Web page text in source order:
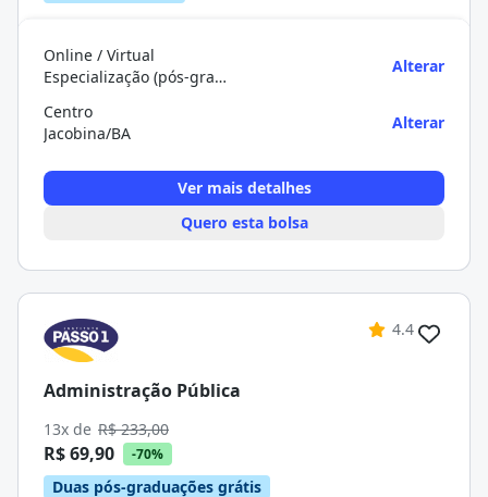
Online / Virtual
Especialização (pós-graduação)
Alterar
Centro
Jacobina/BA
Alterar
Ver mais detalhes
Quero esta bolsa
4.4
Administração Pública
13x de R$ 233,00
R$ 69,90 -70%
Duas pós-graduações grátis